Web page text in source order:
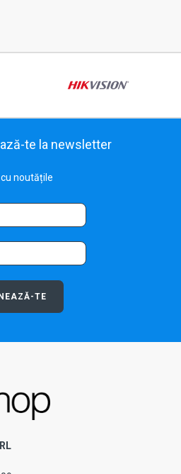
te la newsletter
noutățile
TE